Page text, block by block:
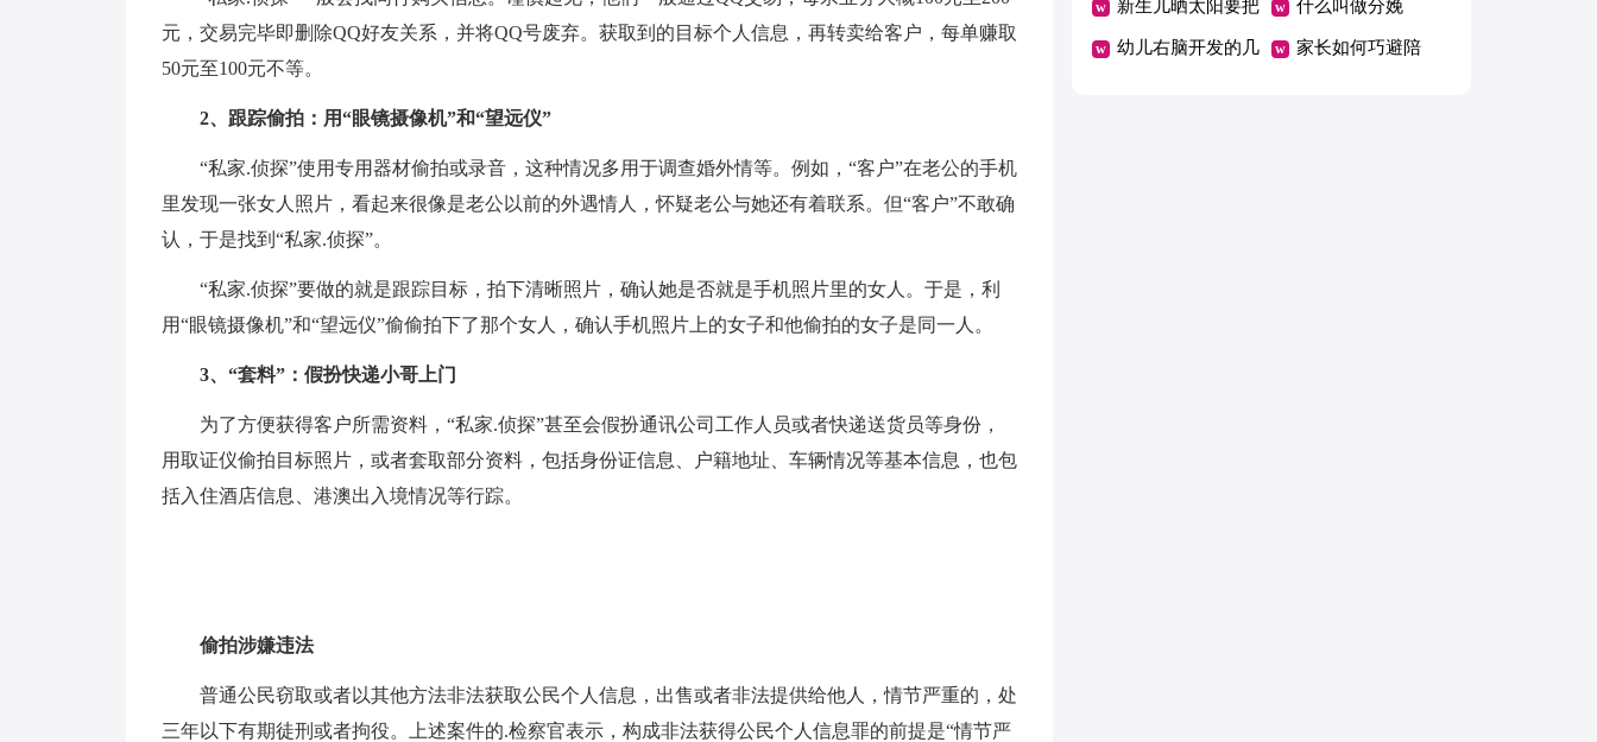
元，交易完毕即删除QQ好友关系，并将QQ号废弃。获取到的目标个人信息，再转卖给客户，每单赚取
50元至100元不等。
2、跟踪偷拍：用“眼镜摄像机”和“望远仪”
“私家.侦探”使用专用器材偷拍或录音，这种情况多用于调查婚外情等。例如，“客户”在老公的手机
里发现一张女人照片，看起来很像是老公以前的外遇情人，怀疑老公与她还有着联系。但“客户”不敢确
认，于是找到“私家.侦探”。
“私家.侦探”要做的就是跟踪目标，拍下清晰照片，确认她是否就是手机照片里的女人。于是，利
用“眼镜摄像机”和“望远仪”偷偷拍下了那个女人，确认手机照片上的女子和他偷拍的女子是同一人。
3、“套料”：假扮快递小哥上门
为了方便获得客户所需资料，“私家.侦探”甚至会假扮通讯公司工作人员或者快递送货员等身份，
用取证仪偷拍目标照片，或者套取部分资料，包括身份证信息、户籍地址、车辆情况等基本信息，也包
括入住酒店信息、港澳出入境情况等行踪。
偷拍涉嫌违法
普通公民窃取或者以其他方法非法获取公民个人信息，出售或者非法提供给他人，情节严重的，处
三年以下有期徒刑或者拘役。上述案件的.检察官表示，构成非法获得公民个人信息罪的前提是“情节严
篇） 处
注意的事项
新生儿晒太阳要把
衣服脱了吗
什么叫做分娩
幼儿右脑开发的几 家长如何巧避陪